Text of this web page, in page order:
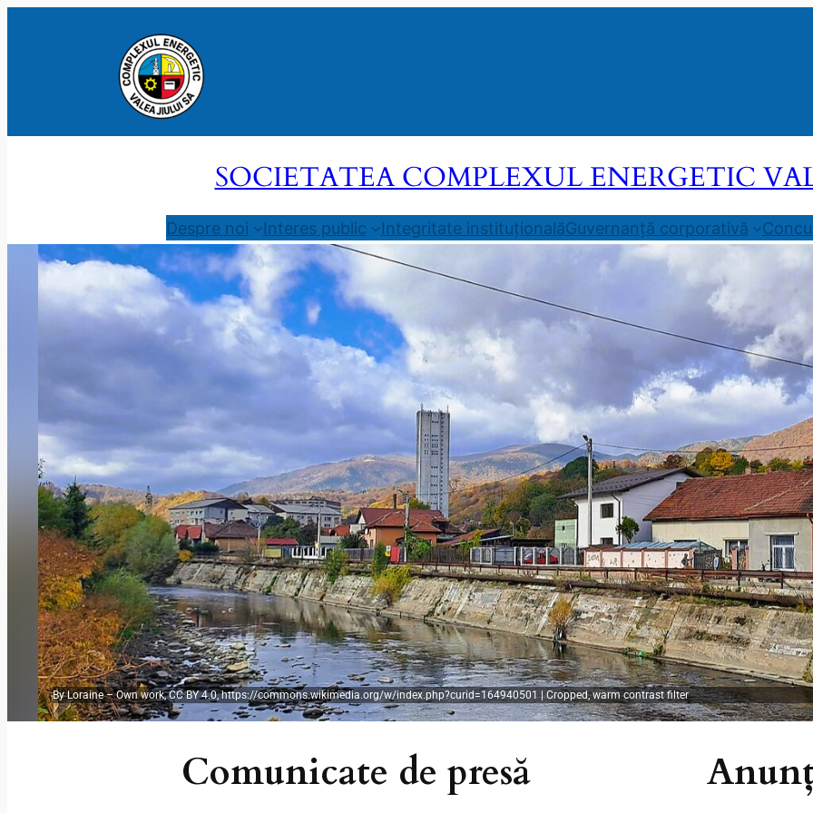
SOCIETATEA COMPLEXUL ENERGETIC
Despre noi Interes public Integritate instituționalăGuvernanță corporativă
By Loraine – Own work, CC BY 4.0, https://commons.wikimedia.org/w/index.php?curid=164940501 | Cropped, warm contrast filter
Comunicate de presă